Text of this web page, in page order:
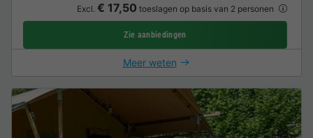
Excl. € 17,50 toeslagen op basis van 2 personen
Zie aanbiedingen
Meer weten